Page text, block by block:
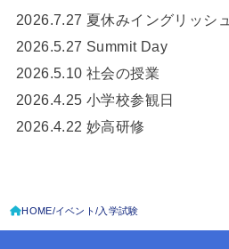
2026.7.27 夏休みイングリッシ
2026.5.27 Summit Day
2026.5.10 社会の授業
2026.4.25 小学校参観日
2026.4.22 妙高研修
HOME イベント 入学試験